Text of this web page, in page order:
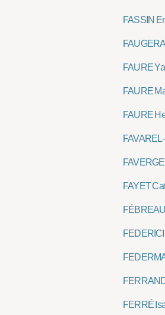
FASSIN
FAURE
FAURE
FAURE
FAYET
FERRÉ